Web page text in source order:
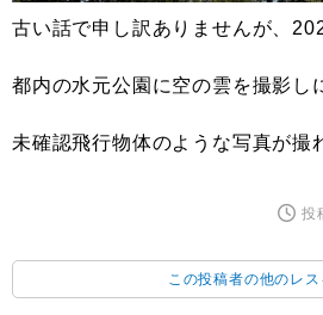
古い話で申し訳ありませんが、
都内の水元公園に空の雲を撮影し
未確認飛行物体のような写真が撮
投
この投稿者の他のレス